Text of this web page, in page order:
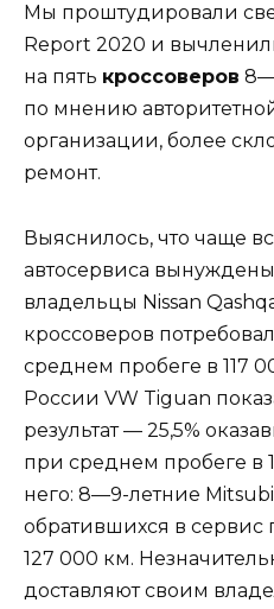
Мы проштудировали
Report 2020 и
на пять кроссоверов
по мнению
организации, более
ремонт.
Выяснилось, что чаще
автосервиса вынуждены
владельцы Nissan
кроссоверов
среднем пробеге в 117
России VW Tiguan
результат — 25,5%
при среднем пробеге в
него: 8—9-летние
обратившихся в
127 000 км.
доставляют своим